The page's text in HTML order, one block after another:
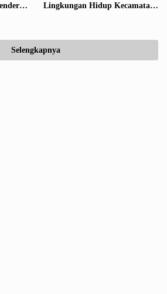
Lingkungan Hidup Kecamatan
Selengkapnya